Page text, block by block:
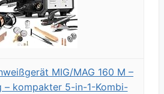
MIG/MAG 160 M –
– kompakter 5-in-1-Kombi-